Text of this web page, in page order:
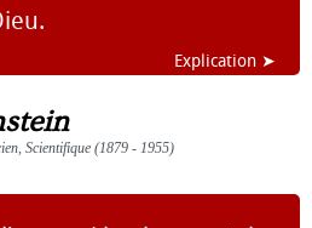
Explication ➤
Scientifique (1879 - 1955)